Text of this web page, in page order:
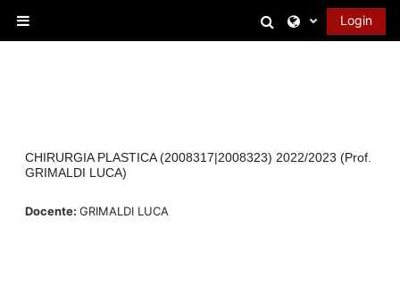
Attiva/disattiva
Login
CHIRURGIA PLASTICA (2008317|2008323) 2022/2023 (Prof.
GRIMALDI LUCA)
Docente: GRIMALDI LUCA